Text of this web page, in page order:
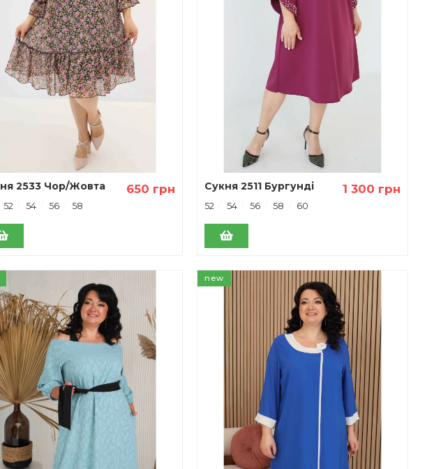
650 грн
2533 Чор/Жовта
52 54 56 58
1 300 грн
Сукня 2511 Бургунді
52 54 56 58 60
new